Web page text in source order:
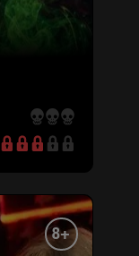
8+